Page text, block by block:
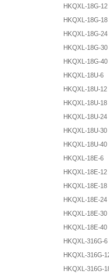
HKQXL-18G-12
HKQXL-18G-18
HKQXL-18G-24
HKQXL-18G-30
HKQXL-18G-40
HKQXL-18U-6
HKQXL-18U-12
HKQXL-18U-18
HKQXL-18U-24
HKQXL-18U-30
HKQXL-18U-40
HKQXL-18E-6
HKQXL-18E-12
HKQXL-18E-18
HKQXL-18E-24
HKQXL-18E-30
HKQXL-18E-40
HKQXL-316G-6
HKQXL-316G-
HKQXL-316G-